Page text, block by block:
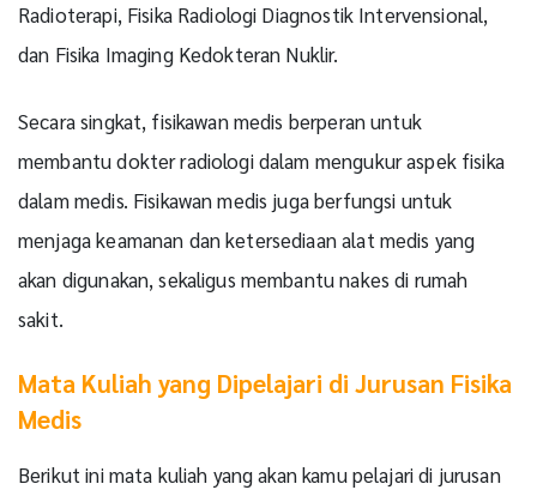
Radioterapi, Fisika Radiologi Diagnostik Intervensional,
dan Fisika Imaging Kedokteran Nuklir.
Secara singkat, fisikawan medis berperan untuk
membantu dokter radiologi dalam mengukur aspek fisika
dalam medis. Fisikawan medis juga berfungsi untuk
menjaga keamanan dan ketersediaan alat medis yang
akan digunakan, sekaligus membantu nakes di rumah
sakit.
Mata Kuliah yang Dipelajari di Jurusan Fisika
Medis
Berikut ini mata kuliah yang akan kamu pelajari di jurusan